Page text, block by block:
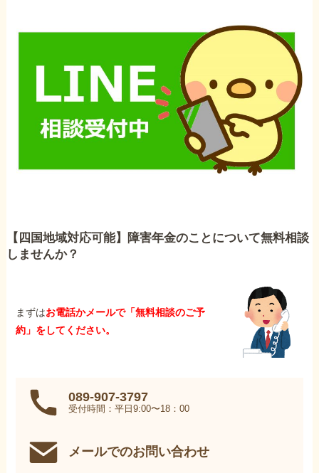
【四国地域対応可能】障害年金のことについて無料相談
しませんか？
まずはお電話かメールで「無料相談のご予
約」をしてください。
089-907-3797
受付時間：平日9:00〜18：00
メールでのお問い合わせ